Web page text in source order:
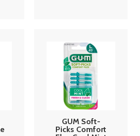
GUM Soft-
Picks Comfort